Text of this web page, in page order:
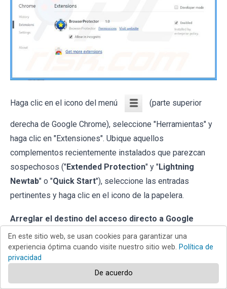
Haga clic en el icono del menú (parte superior
derecha de Google Chrome), seleccione "Herramientas" y
haga clic en "Extensiones". Ubique aquellos
complementos recientemente instalados que parezcan
sospechosos ("Extended Protection" y "Lightning
Newtab" o "Quick Start"), seleccione las entradas
pertinentes y haga clic en el icono de la papelera.
Arreglar el destino del acceso directo a Google
Chrome:
En este sitio web, se usan cookies para garantizar una
experiencia óptima cuando visite nuestro sitio web. Política de
privacidad
De acuerdo